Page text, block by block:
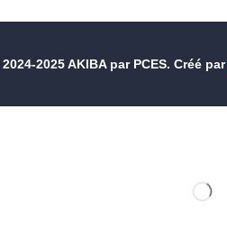
2025 AKIBA par PCES. Créé par